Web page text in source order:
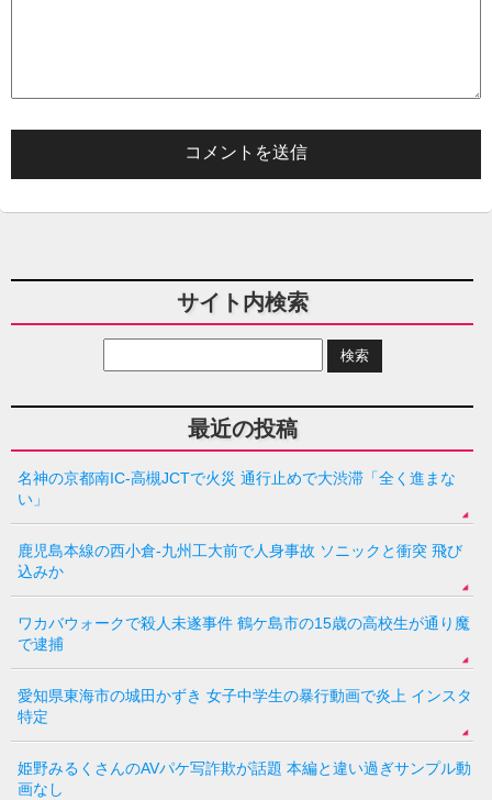
サイト内検索
最近の投稿
名神の京都南IC-高槻JCTで火災 通行止めで大渋滞「全く進まな
い」
鹿児島本線の西小倉-九州工大前で人身事故 ソニックと衝突 飛び
込みか
ワカバウォークで殺人未遂事件 鶴ケ島市の15歳の高校生が通り魔
で逮捕
愛知県東海市の城田かずき 女子中学生の暴行動画で炎上 インスタ
特定
姫野みるくさんのAVパケ写詐欺が話題 本編と違い過ぎサンプル動
画なし